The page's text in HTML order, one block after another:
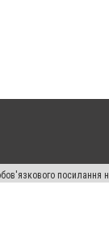
виняткових прав